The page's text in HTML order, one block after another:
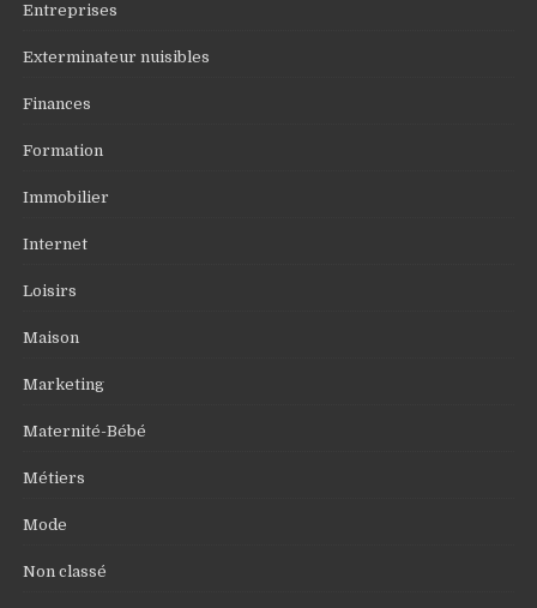
Entreprises
Exterminateur nuisibles
Finances
Formation
Immobilier
Internet
Loisirs
Maison
Marketing
Maternité-Bébé
Métiers
Mode
Non classé